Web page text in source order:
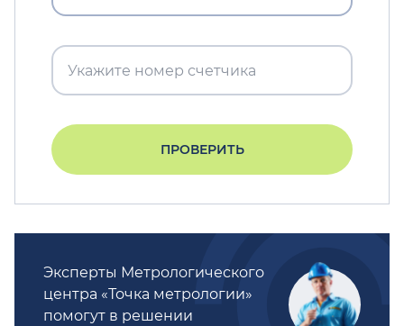
ПРОВЕРИТЬ
Эксперты Метрологического
центра «Точка метрологии»
помогут в решении